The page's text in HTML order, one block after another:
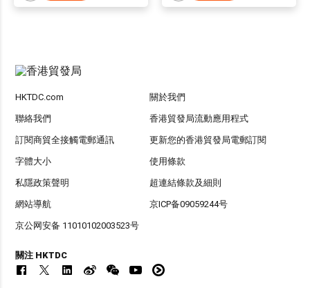
HKTDC.com 關於我們
聯絡我們 香港貿發局流動應用程式
訂閱商貿全接觸電郵通訊 更新您的香港貿發局電郵訂閱
字體大小 使用條款
私隱政策聲明 超連結條款及細則
網站導航 京ICP备09059244号
京公网安备 11010102003523号
關注 HKTDC